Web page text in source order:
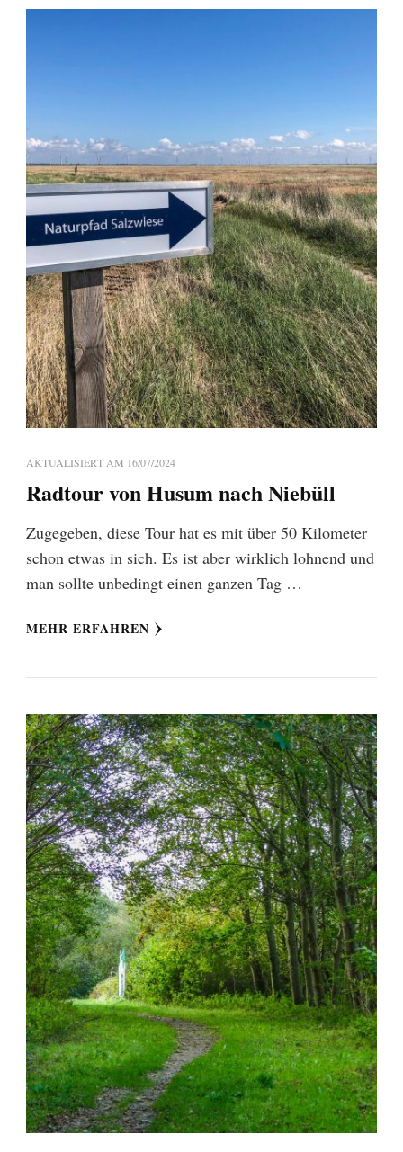
AKTUALISIERT AM 16/07/2024
Radtour von Husum nach Niebüll
Zugegeben, diese Tour hat es mit über 50 Kilometer
schon etwas in sich. Es ist aber wirklich lohnend und
man sollte unbedingt einen ganzen Tag …
MEHR ERFAHREN